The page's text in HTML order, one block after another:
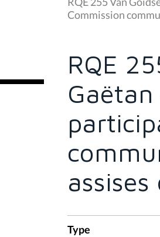
s
ê
:
Commission
RQE
Type